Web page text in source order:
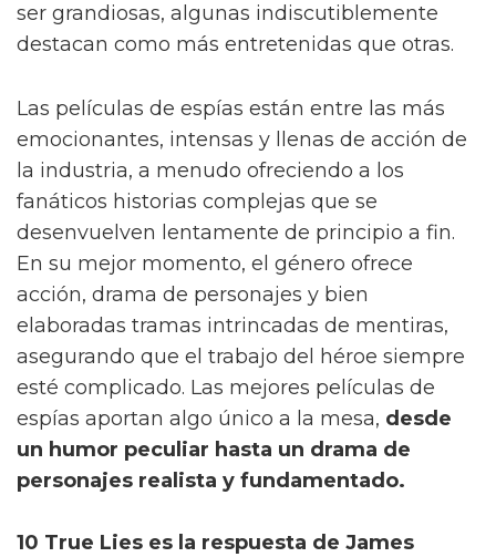
ser grandiosas, algunas indiscutiblemente
destacan como más entretenidas que otras.
Las películas de espías están entre las más
emocionantes, intensas y llenas de acción de
la industria, a menudo ofreciendo a los
fanáticos historias complejas que se
desenvuelven lentamente de principio a fin.
En su mejor momento, el género ofrece
acción, drama de personajes y bien
elaboradas tramas intrincadas de mentiras,
asegurando que el trabajo del héroe siempre
esté complicado. Las mejores películas de
espías aportan algo único a la mesa, desde
un humor peculiar hasta un drama de
personajes realista y fundamentado.
10 True Lies es la respuesta de James